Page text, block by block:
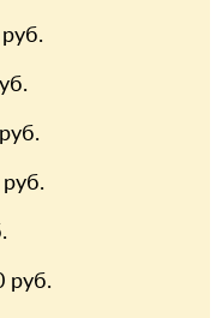
руб.